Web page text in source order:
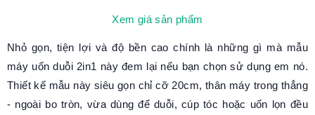
Xem giá sản phẩm
Nhỏ gọn, tiện lợi và độ bền cao chính là những gì mà mẫu
máy uốn duỗi 2in1 này đem lại nếu bạn chọn sử dụng em nó.
Thiết kế mẫu này siêu gọn chỉ cỡ 20cm, thân máy trong thẳng
- ngoài bo tròn, vừa dùng để duỗi, cúp tóc hoặc uốn lọn đều